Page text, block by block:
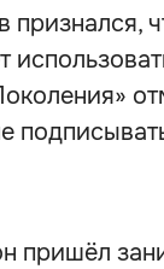
пришёл